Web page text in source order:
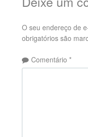
O seu endereço de
obrigatórios são
Comentário *